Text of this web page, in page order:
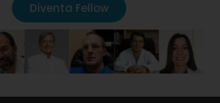
Diventa Fellow